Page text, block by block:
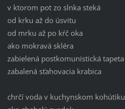
v ktorom pot zo slnka steká
od krku až do úsvitu
od mrku až po kŕč oka
ako mokravá skléra
zabielená postkomunistická tapeta
zabalená sťahovacia krabica
chrčí voda v kuchynskom kohútiku